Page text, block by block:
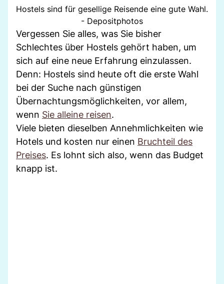
Hostels sind für gesellige Reisende eine gute Wahl.
- Depositphotos
Vergessen Sie alles, was Sie bisher
Schlechtes über Hostels gehört haben, um
sich auf eine neue Erfahrung einzulassen.
Denn: Hostels sind heute oft die erste Wahl
bei der Suche nach günstigen
Übernachtungsmöglichkeiten, vor allem,
wenn Sie alleine reisen.
Viele bieten dieselben Annehmlichkeiten wie
Hotels und kosten nur einen Bruchteil des
Preises. Es lohnt sich also, wenn das Budget
knapp ist.